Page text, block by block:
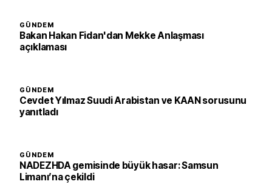
GÜNDEM
Bakan Hakan Fidan'dan Mekke Anlaşması
açıklaması
GÜNDEM
Cevdet Yılmaz Suudi Arabistan ve KAAN sorusunu
yanıtladı
GÜNDEM
NADEZHDA gemisinde büyük hasar: Samsun
Limanı’na çekildi